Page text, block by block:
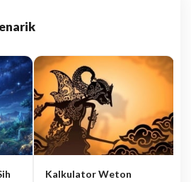
Kalkulator Weton